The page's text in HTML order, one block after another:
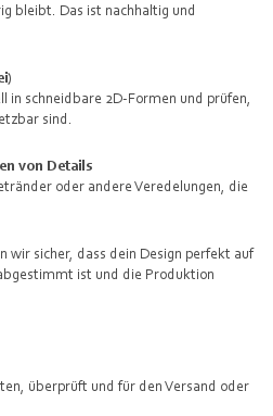
bleibt. Das ist nachhaltig und
in schneidbare 2D-Formen und prüfen,
sind.
von Details
oder andere Veredelungen, die
wir sicher, dass dein Design perfekt auf
ist und die Produktion
überprüft und für den Versand oder